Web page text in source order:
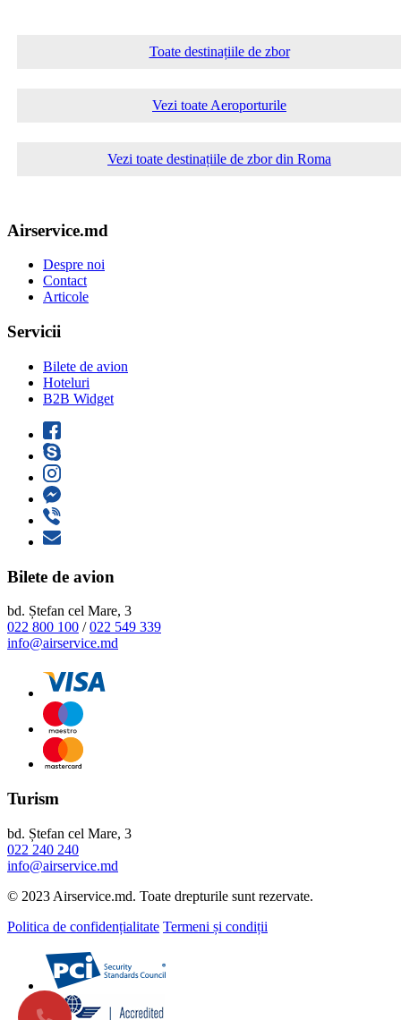
Toate destinațiile de zbor
Vezi toate Aeroporturile
Vezi toate destinațiile de zbor din Roma
Airservice.md
Despre noi
Contact
Articole
Servicii
Bilete de avion
Hoteluri
B2B Widget
Bilete de avion
bd. Ștefan cel Mare, 3
022 800 100 /022 549 339
info@airservice.md
Turism
bd. Ștefan cel Mare, 3
022 240 240
info@airservice.md
© 2023 Airservice.md. Toate drepturile sunt rezervate.
Politica de confidențialitate Termeni și condiții